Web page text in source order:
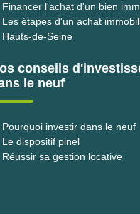
Financer l'achat d'un bien
Les étapes d'un achat
Hauts-de-Seine
conseils
le neuf
Pourquoi investir dans le neuf
Le dispositif pinel
Réussir sa gestion locative